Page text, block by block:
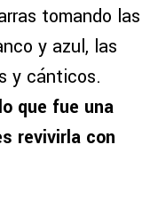
tomando las
y azul, las
y cánticos.
que fue una
revivirla con